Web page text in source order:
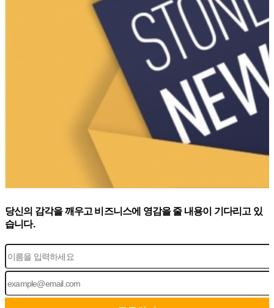
당신의 감각을 깨우고 비즈니스에 영감을 줄 내용이 기다리고 있
습니다.